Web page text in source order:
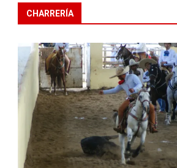
CHARRERÍA